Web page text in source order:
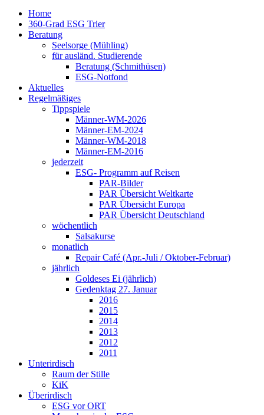
Home
360-Grad ESG Trier
Beratung
Seelsorge (Mühling)
für ausländ. Studierende
Beratung (Schmithüsen)
ESG-Notfond
Aktuelles
Regelmäßiges
Tippspiele
Männer-WM-2026
Männer-EM-2024
Männer-WM-2018
Männer-EM-2016
jederzeit
ESG- Programm auf Reisen
PAR-Bilder
PAR Übersicht Weltkarte
PAR Übersicht Europa
PAR Übersicht Deutschland
wöchentlich
Salsakurse
monatlich
Repair Café (Apr.-Juli / Oktober-Februar)
jährlich
Goldeses Ei (jährlich)
Gedenktag 27. Januar
2016
2015
2014
2013
2012
2011
Unterirdisch
Raum der Stille
KiK
Überirdisch
ESG vor ORT